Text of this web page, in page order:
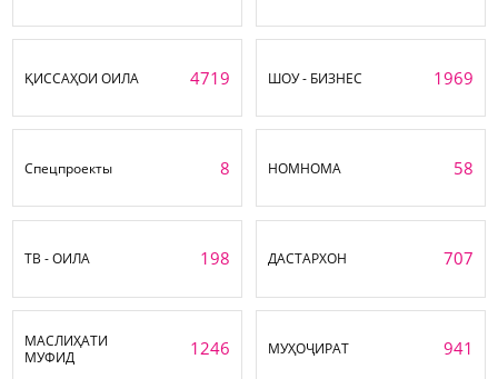
ҚИССАҲОИ ОИЛА 4719 ШОУ - БИЗНЕС 1969
Спецпроекты 8 НОМНОМА 58
ТВ - ОИЛА 198 ДАСТАРХОН 707
МАСЛИҲАТИ
МУФИД
1246 МУҲОҶИРАТ 941